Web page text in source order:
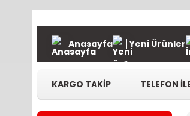
Anasayfa Yeni Ürünler
KARGO TAKİP TELEFON